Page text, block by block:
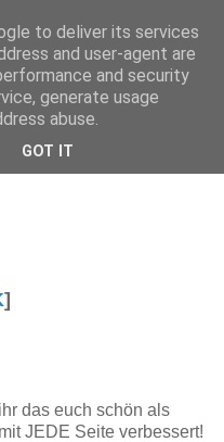
]
das euch schön als
JEDE Seite verbessert!
to deliver its services
and user-agent are
and security
generate usage
abuse.
GOT IT